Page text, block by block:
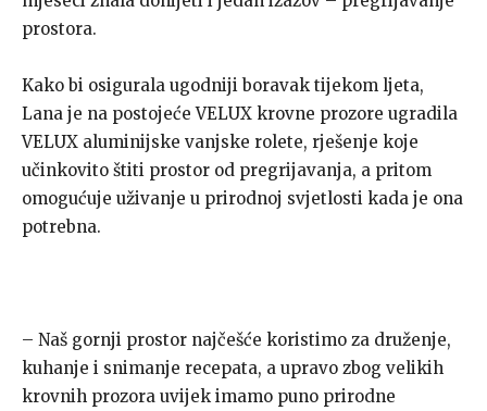
prostora.
Kako bi osigurala ugodniji boravak tijekom ljeta,
Lana je na postojeće VELUX krovne prozore ugradila
VELUX aluminijske vanjske rolete, rješenje koje
učinkovito štiti prostor od pregrijavanja, a pritom
omogućuje uživanje u prirodnoj svjetlosti kada je ona
potrebna.
– Naš gornji prostor najčešće koristimo za druženje,
kuhanje i snimanje recepata, a upravo zbog velikih
krovnih prozora uvijek imamo puno prirodne